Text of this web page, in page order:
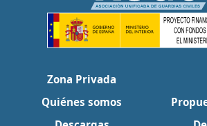
Zona Privada
Quiénes somos